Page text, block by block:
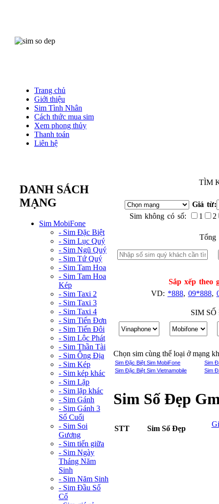
Trang chủ
Giới thiệu
Sim Tình Nhân
Cách thức mua sim
Xem phong thủy
Thanh toán
Liên hệ
DANH SÁCH
MẠNG
Sim MobiFone
- Sim Đặc Biệt
- Sim Lục Quý
- Sim Ngũ Quý
- Sim Tứ Quý
- Sim Tam Hoa
- Sim Tam Hoa
Kép
- Sim Taxi 2
- Sim Taxi 3
- Sim Taxi 4
- Sim Tiến Đơn
- Sim Tiến Đôi
- Sim Lộc Phát
- Sim Thần Tài
- Sim Ông Địa
- Sim Kép
- Sim kép khác
- Sim Lặp
- Sim lặp khác
- Sim Gánh
- Sim Gánh 3
Số Cuối
- Sim Soi
Gương
- Sim tiến giữa
- Sim Ngày
Tháng Năm
Sinh
- Sim Năm Sinh
- Sim Đầu Số
Cổ
TÌM
Giá từ:
Sim không có số:
1 2
Sắp xếp theo
VD: *888, 09*888,
SIM
Chọn sim cùng thể loại ở mạng
Sim Đặc Biệt Sim MobiFone
Sim
Sim Đặc Biệt Sim Vietnamobile
Sim
Sim Số Đẹp
STT Sim Số Đẹp